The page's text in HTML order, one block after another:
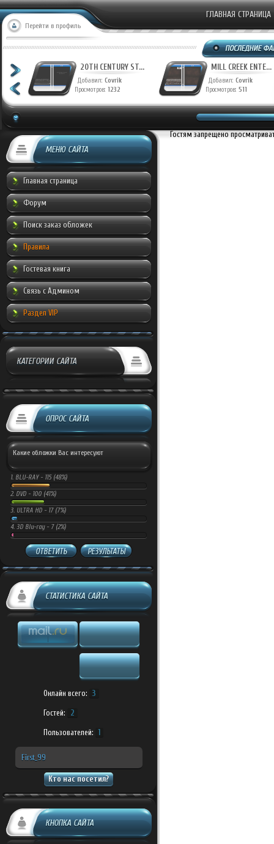
Перейти в профиль
ГЛАВНАЯ СТРАНИЦА
20TH CENTURY ST...
Добавил: Covrik
Просмотров: 1232
MILL CREEK ENTE...
Добавил: Covrik
Просмотров: 511
МЕНЮ САЙТА
Главная страница
Форум
Поиск заказ обложек
Правила
Гостевая книга
Связь с Админом
Раздел VIP
КАТЕГОРИИ САЙТА
ОПРОС САЙТА
Какие обложки Вас интересуют
1. BLU-RAY - 115 (48%)
2. DVD - 100 (41%)
3. ULTRA HD - 17 (7%)
4. 3D Blu-ray - 7 (2%)
ОТВЕТИТЬ РЕЗУЛЬТАТЫ
СТАТИСТИКА САЙТА
Онлайн всего: 3
Гостей: 2
Пользователей: 1
First_99
Кто нас посетил?
КНОПКА САЙТА
Гостям запрещено